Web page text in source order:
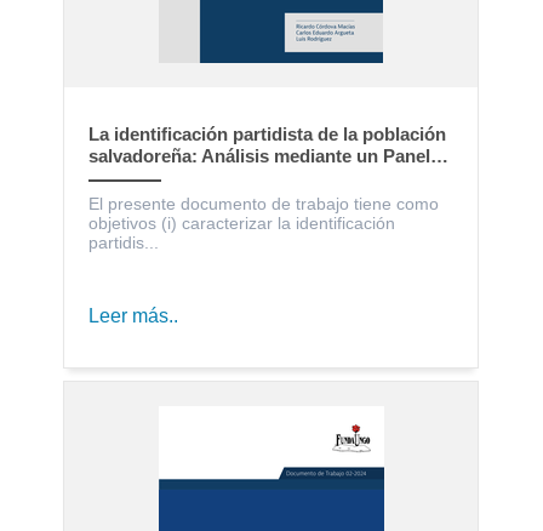
La identificación partidista de la población
salvadoreña: Análisis mediante un Panel
Electoral
El presente documento de trabajo tiene como
objetivos (i) caracterizar la identificación
partidis...
Leer más..